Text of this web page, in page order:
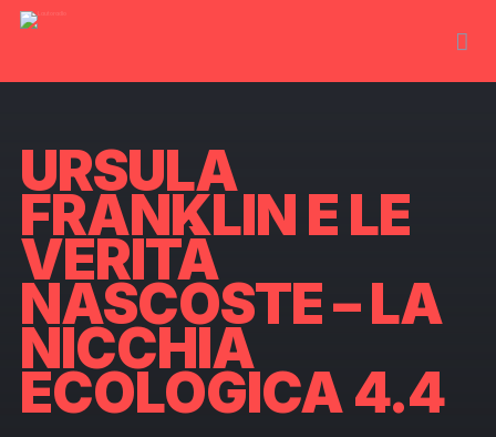
URSULA
FRANKLIN E LE
VERITÀ
NASCOSTE – LA
NICCHIA
ECOLOGICA 4.4